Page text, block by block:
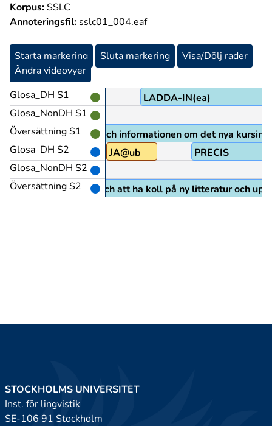
Korpus:SSLC
Annoteringsfil: sslc01_004.eaf
Starta markering Sluta markering
Visa/Dölj rader
Ändra videovyer
Glosa_DH S1
Glosa_NonDH S1
Översättning S1
Glosa_DH S2
Glosa_NonDH S2
Översättning S2
LADDA-IN(ea)
med sina rön och informationen om det nya
JA@ub
PRECIS
som har förändrats och att ha koll på ny litteratur och
STOCKHOLMS UNIVERSITET
Inst. för lingvistik
SE-106 91 Stockholm